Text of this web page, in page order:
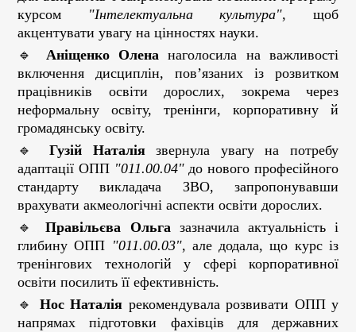
курсом
"Інтелектуальна культура", щоб
акцентувати увагу на цінностях науки.
🔹 Аніщенко Олена наголосила на важливості
включення дисциплін, пов’язаних із розвитком
працівників освіти дорослих, зокрема через
неформальну освіту, тренінги, корпоративну й
громадянську освіту.
🔹Гузій Наталіязвернула увагу на потребу
адаптації ОПП "011.00.04"до нового професійного
стандарту викладача ЗВО, запропонувавши
врахувати акмеологічні аспекти освіти дорослих.
🔹Правільєва Ольгазазначила актуальність і
глибину ОПП "011.00.03", але додала, що курс із
тренінгових технологій у сфері корпоративної
освіти посилить її ефективність.
🔹 Нос Наталія рекомендувала розвивати ОПП у
напрямах підготовки фахівців для державних